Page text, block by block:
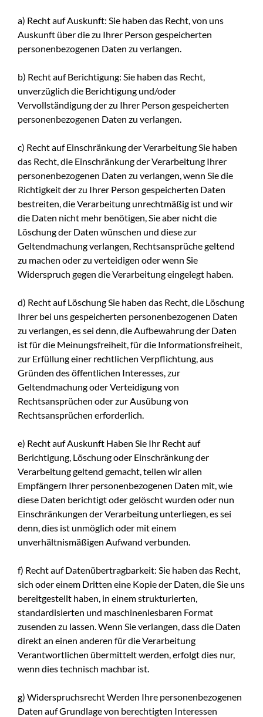
a) Recht auf Auskunft: Sie haben das Recht, von uns
Auskunft über die zu Ihrer Person gespeicherten
personenbezogenen Daten zu verlangen.
b) Recht auf Berichtigung: Sie haben das Recht,
unverzüglich die Berichtigung und/oder
Vervollständigung der zu Ihrer Person gespeicherten
personenbezogenen Daten zu verlangen.
c) Recht auf Einschränkung der Verarbeitung Sie haben
das Recht, die Einschränkung der Verarbeitung Ihrer
personenbezogenen Daten zu verlangen, wenn Sie die
Richtigkeit der zu Ihrer Person gespeicherten Daten
bestreiten, die Verarbeitung unrechtmäßig ist und wir
die Daten nicht mehr benötigen, Sie aber nicht die
Löschung der Daten wünschen und diese zur
Geltendmachung verlangen, Rechtsansprüche geltend
zu machen oder zu verteidigen oder wenn Sie
Widerspruch gegen die Verarbeitung eingelegt haben.
d) Recht auf Löschung Sie haben das Recht, die Löschung
Ihrer bei uns gespeicherten personenbezogenen Daten
zu verlangen, es sei denn, die Aufbewahrung der Daten
ist für die Meinungsfreiheit, für die Informationsfreiheit,
zur Erfüllung einer rechtlichen Verpflichtung, aus
Gründen des öffentlichen Interesses, zur
Geltendmachung oder Verteidigung von
Rechtsansprüchen oder zur Ausübung von
Rechtsansprüchen erforderlich.
e) Recht auf Auskunft Haben Sie Ihr Recht auf
Berichtigung, Löschung oder Einschränkung der
Verarbeitung geltend gemacht, teilen wir allen
Empfängern Ihrer personenbezogenen Daten mit, wie
diese Daten berichtigt oder gelöscht wurden oder nun
Einschränkungen der Verarbeitung unterliegen, es sei
denn, dies ist unmöglich oder mit einem
unverhältnismäßigen Aufwand verbunden.
f) Recht auf Datenübertragbarkeit: Sie haben das Recht,
sich oder einem Dritten eine Kopie der Daten, die Sie uns
bereitgestellt haben, in einem strukturierten,
standardisierten und maschinenlesbaren Format
zusenden zu lassen. Wenn Sie verlangen, dass die Daten
direkt an einen anderen für die Verarbeitung
Verantwortlichen übermittelt werden, erfolgt dies nur,
wenn dies technisch machbar ist.
g) Widerspruchsrecht Werden Ihre personenbezogenen
Daten auf Grundlage von berechtigten Interessen